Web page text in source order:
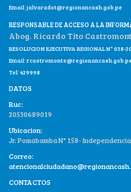
Email:jalvaradot@regionancash.gob.pe
RESPONSABLE DE ACCESO A LA
Abog. Ricardo Tito
RESOLUCION EJECUTIVA REGIONAL N° 038-
Email:rcastromonte@regionancash.gob.pe
Tel: 429998
DATOS
Ruc:
20530689019
Ubicacion:
Jr. Pomabamba N° 158-
Correo:
CONTACTOS